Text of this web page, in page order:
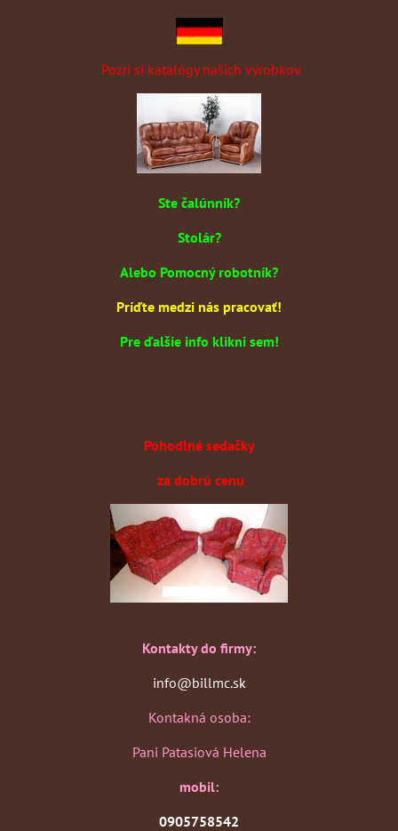
Pozri si katalógy našich výrobkov
Ste čalúnník?
Stolár?
Alebo Pomocný robotník?
Príďte medzi nás pracovať!
Pre ďalšie info klikni sem!
Pohodlné sedačky
za dobrú cenu
Kontakty do firmy:
info@billmc.sk
Kontakná osoba:
Pani Patasiová Helena
mobil:
0905758542